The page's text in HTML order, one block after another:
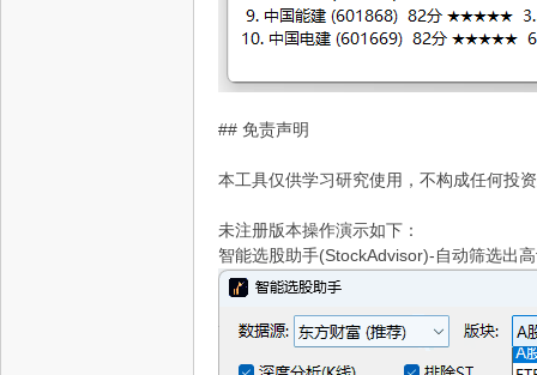
## 免责声明
本工具仅供学习研究使用，不构成任何投
未注册版本操作演示如下：
智能选股助手(StockAdvisor)-自动筛选出